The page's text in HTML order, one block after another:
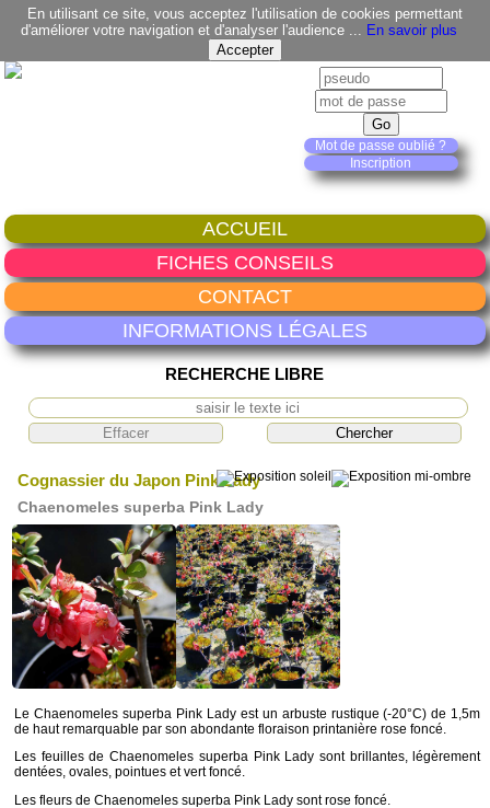
En utilisant ce site, vous acceptez l'utilisation de cookies permettant
d'améliorer votre navigation et d'analyser l'audience ... En savoir plus
Mot de passe oublié ?
Inscription
ACCUEIL
FICHES CONSEILS
CONTACT
INFORMATIONS LÉGALES
RECHERCHE LIBRE
Cognassier du Japon Pink Lady
Chaenomeles superba Pink Lady
Le Chaenomeles superba Pink Lady est un arbuste rustique (-20°C) de 1,5m
de haut remarquable par son abondante floraison printanière rose foncé.
Les feuilles de Chaenomeles superba Pink Lady sont brillantes, légèrement
dentées, ovales, pointues et vert foncé.
Les fleurs de Chaenomeles superba Pink Lady sont rose foncé.